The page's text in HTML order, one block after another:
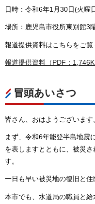
日時：令和6年1月30日(火曜
場所：鹿児島市役所東別館3
報道提供資料はこちらをご覧
報道提供資料（PDF：
冒頭あいさつ
皆さん、おはようございます
まず、令和6年能登半島地震
を表しますとともに、被災
す。
一日も早い被災地の復旧と住
本市でも、水道局の職員と